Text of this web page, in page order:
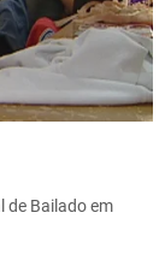
de Bailado em